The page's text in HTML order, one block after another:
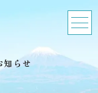
知らせ